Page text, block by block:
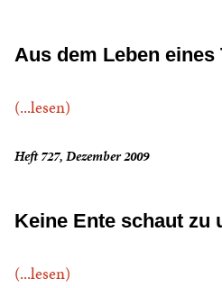
Aus dem Leben eines
(...lesen)
Heft 727, Dezember 2009
Keine Ente schaut zu
(...lesen)